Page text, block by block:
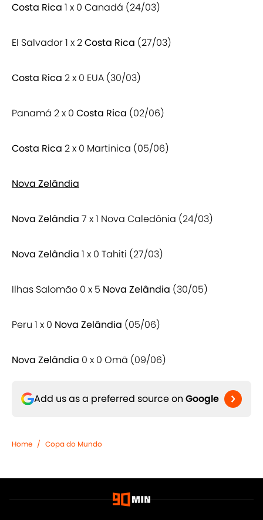
Costa Rica 1 x 0 Canadá (24/03)
El Salvador 1 x 2Costa Rica (27/03)
Costa Rica 2 x 0 EUA (30/03)
Panamá 2 x 0 Costa Rica (02/06)
Costa Rica 2 x 0 Martinica (05/06)
Nova Zelândia
Nova Zelândia 7 x 1 Nova Caledônia (24/03)
Nova Zelândia 1 x 0 Tahiti (27/03)
Ilhas Salomão 0 x 5 Nova Zelândia (30/05)
Peru 1 x 0 Nova Zelândia (05/06)
Nova Zelândia 0 x 0 Omã (09/06)
Add us as a preferred source on Google
Home / Copa do Mundo